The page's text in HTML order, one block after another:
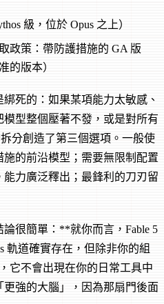
級，位於 Opus 之上）
取政策：帶防護措施的 GA 版
的版本）
死的：如果某項能力太敏感、
型整個壓著不發，或是對所有
分創造了第三個選項。一般使
施的前沿模型；需要無限制配置
力廣泛釋出；最鋒利的刀刃留
很簡單：**就你而言，Fable 5
軌道確實存在，但除非你的組
它不會出現在你的日常工具中
強的大腦」，因為那扇門後面